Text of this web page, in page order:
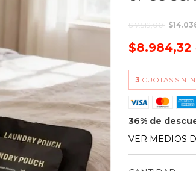
$17.519,00
$8.984,32
3 CUOTAS SIN
36% de
VER MEDIOS